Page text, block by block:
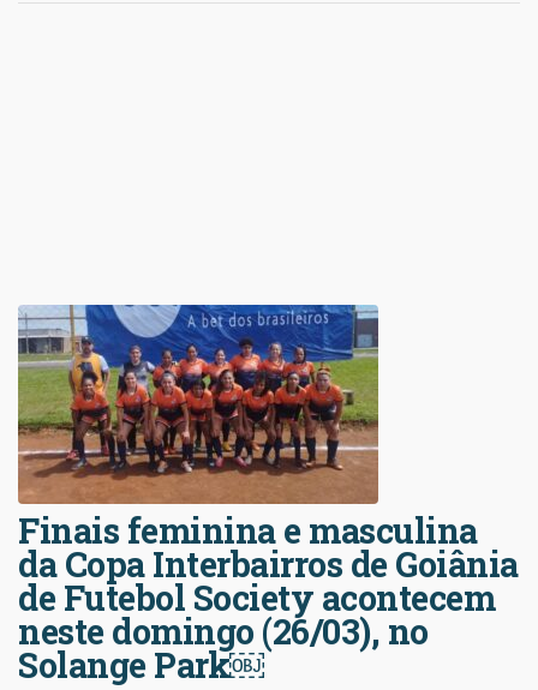
Finais feminina e masculina
da Copa Interbairros de Goiânia
de Futebol Society acontecem
neste domingo (26/03), no
Solange Park￼